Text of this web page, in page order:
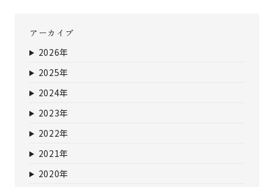
アーカイブ
2026年
2025年
2024年
2023年
2022年
2021年
2020年